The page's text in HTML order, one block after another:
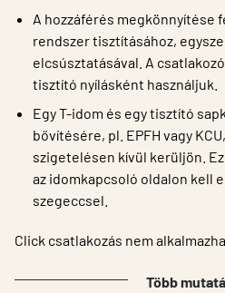
A hozzáférés megkönnyítése
rendszer tisztításához,
elcsúsztatásával. A
tisztító nyílásként használjuk.
Egy T-idom és egy tisztító
bővítésére, pl. EPFH vagy
szigetelésen kívül kerüljön.
az idomkapcsoló oldalon kell
szegeccsel.
Click csatlakozás nem
Több